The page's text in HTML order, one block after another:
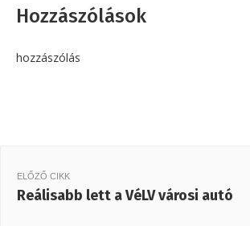
Hozzászólások
hozzászólás
ELŐZŐ CIKK
Reálisabb lett a VéLV városi autó